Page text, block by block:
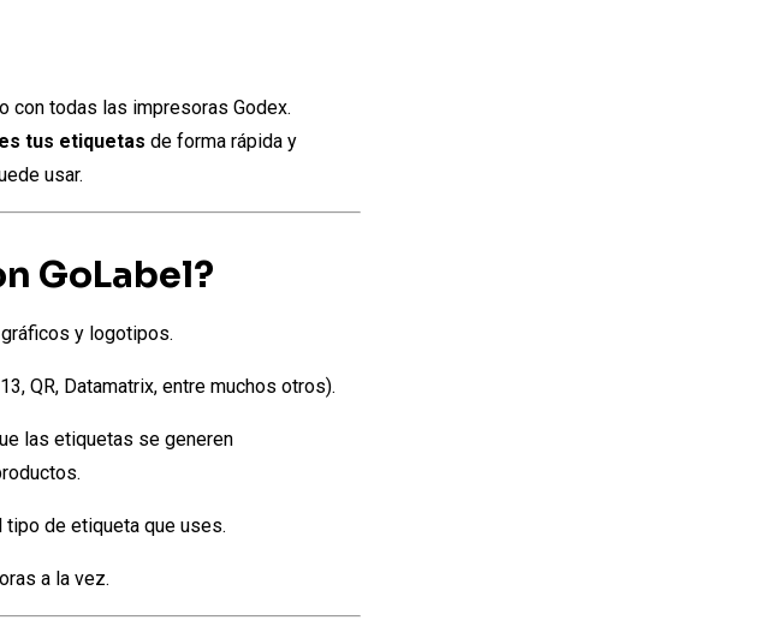
con todas las impresoras Godex.
tus etiquetas de forma rápida y
usar.
GoLabel?
y logotipos.
QR, Datamatrix, entre muchos otros).
las etiquetas se generen
tipo de etiqueta que uses.
a la vez.